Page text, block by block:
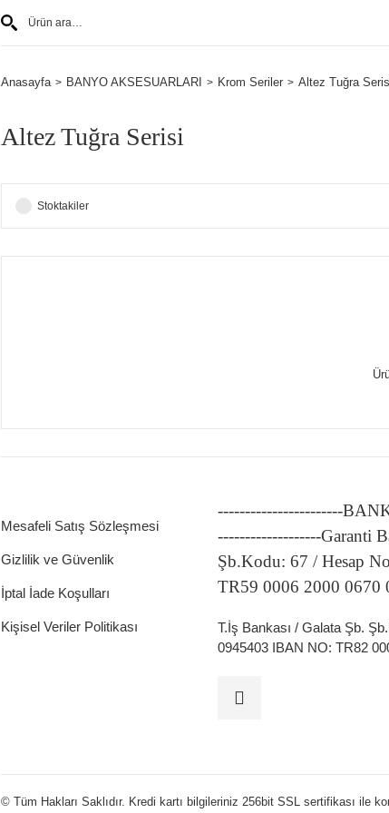
Anasayfa BANYO AKSESUARLARI Krom Seriler Altez Tuğra
Altez Tuğra Serisi
Stoktakiler
Mesafeli Satış Sözleşmesi
Gizlilik ve Güvenlik
İptal İade Koşulları
Kişisel Veriler Politikası
-----------------------
-------------------Garanti
Şb.Kodu: 67 / Hesap
TR59 0006 2000 0670
T.İş Bankası / Galata Şb.
0945403 IBAN NO: TR82
© Tüm Hakları Saklıdır. Kredi kartı bilgileriniz 256bit SSL sertifikası ile